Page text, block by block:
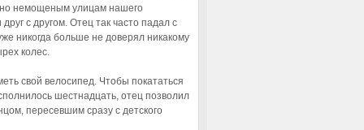
но немощеным улицам нашего
с другом. Отец так часто падал с
никогда больше не доверял никакому
колес.
свой велосипед. Чтобы покататься
шестнадцать, отец позволил
пересевшим сразу с детского